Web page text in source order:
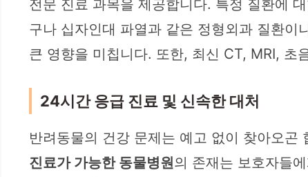
전문 진료 과목을 제공합니다. 특정 질환에
구나 십자인대 파열과 같은 정형외과 질환
큰 영향을 미칩니다. 또한, 최신 CT, MRI, 초
24시간 응급 진료 및 신속한 대처
반려동물의 건강 문제는 예고 없이 찾아오
진료가 가능한 동물병원의 존재는 보호자들